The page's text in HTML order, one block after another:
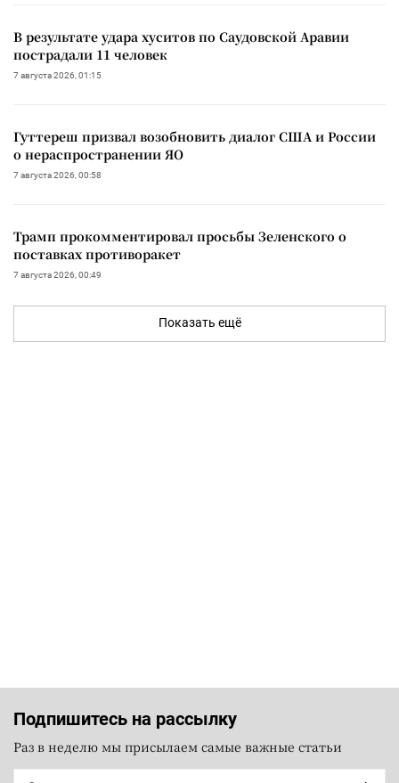
В результате удара хуситов по Саудовской Аравии
пострадали 11 человек
7 августа 2026, 01:15
Гуттереш призвал возобновить диалог США и России
о нераспространении ЯО
7 августа 2026, 00:58
Трамп прокомментировал просьбы Зеленского о
поставках противоракет
7 августа 2026, 00:49
Показать ещё
Подпишитесь на рассылку
Раз в неделю мы присылаем самые важные статьи